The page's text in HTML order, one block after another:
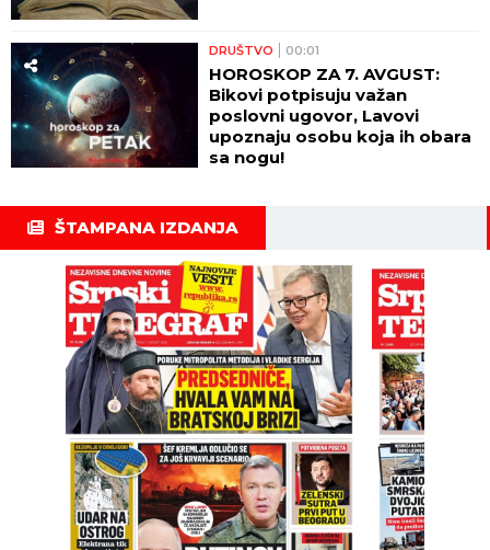
DRUŠTVO 00:01
HOROSKOP ZA 7. AVGUST:
Bikovi potpisuju važan
poslovni ugovor, Lavovi
upoznaju osobu koja ih obara
sa nogu!
ŠTAMPANA IZDANJA